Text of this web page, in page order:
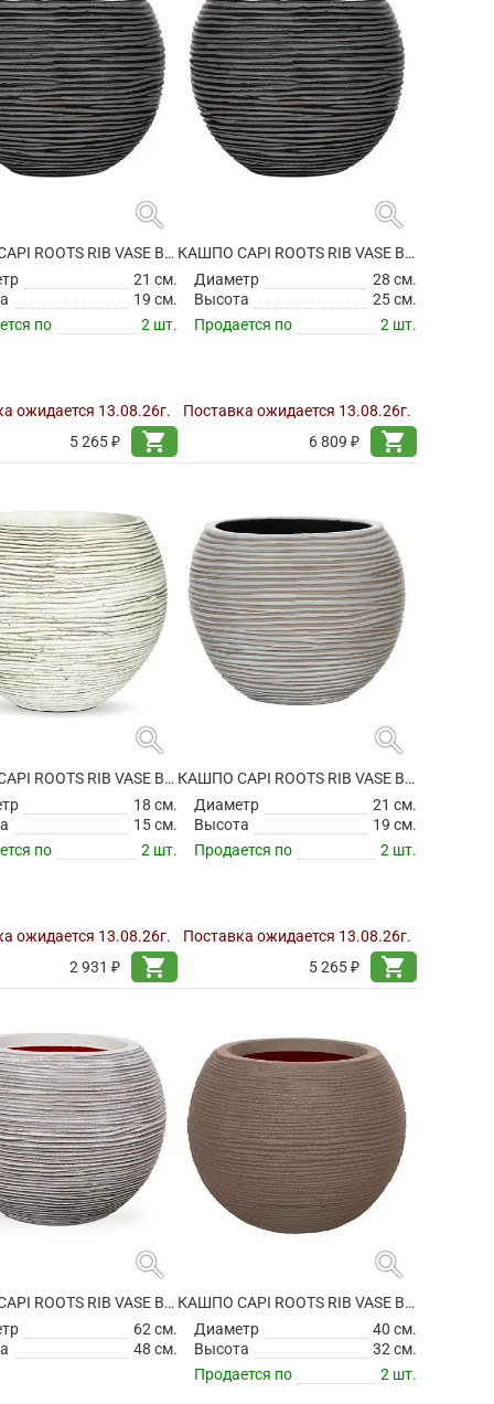
search
КАШПО CAPI ROOTS RIB VASE BALL BLACK
21 см.
19 см.
по
2 шт.
ожидается 13.08.26г.
5 265 ₽
shopping_cart
search
КАШПО CAPI ROOTS RIB VASE BALL BLACK
Диаметр
28 см.
Высота
25 см.
Продается по
2 шт.
Поставка ожидается 13.08.26г.
6 809 ₽
shopping_cart
search
КАШПО CAPI ROOTS RIB VASE BALL IVORY
18 см.
15 см.
по
2 шт.
ожидается 13.08.26г.
2 931 ₽
shopping_cart
search
КАШПО CAPI ROOTS RIB VASE BALL IVORY
Диаметр
21 см.
Высота
19 см.
Продается по
2 шт.
Поставка ожидается 13.08.26г.
5 265 ₽
shopping_cart
search
КАШПО CAPI ROOTS RIB VASE BALL IVORY
62 см.
48 см.
search
КАШПО CAPI ROOTS RIB VASE BALL WARM TAUPE
Диаметр
40 см.
Высота
32 см.
Продается по
2 шт.